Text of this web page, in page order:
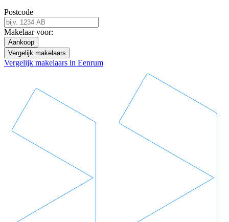
Postcode
Makelaar voor:
Aankoop
Vergelijk makelaars
Vergelijk makelaars in Eenrum